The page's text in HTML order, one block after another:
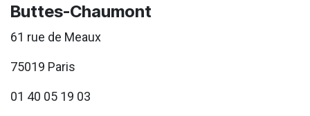
Buttes-Chaumont
61 rue de Meaux
75019 Paris
01 40 05 19 03